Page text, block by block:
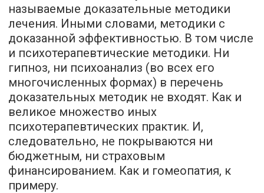
называемые доказательные методики
лечения. Иными словами, методики с
доказанной эффективностью. В том числе
и психотерапевтические методики. Ни
гипноз, ни психоанализ (во всех его
многочисленных формах) в перечень
доказательных методик не входят. Как и
великое множество иных
психотерапевтических практик. И,
следовательно, не покрываются ни
бюджетным, ни страховым
финансированием. Как и гомеопатия, к
примеру.